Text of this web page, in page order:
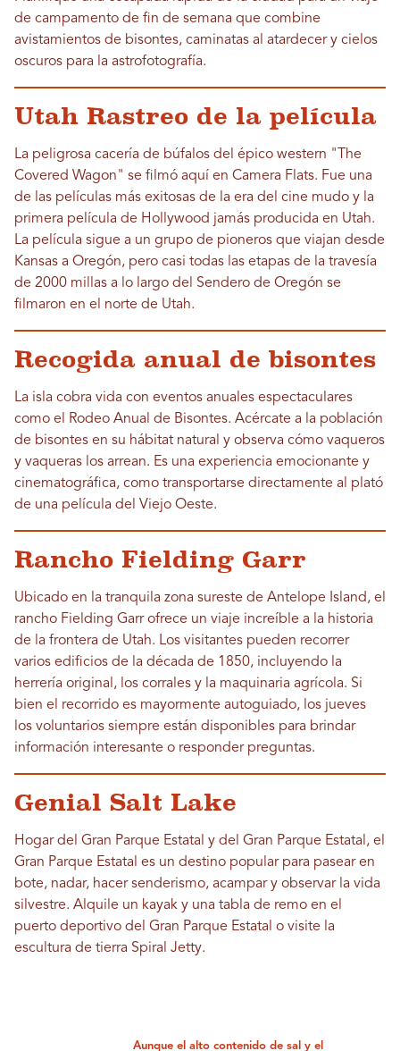
de campamento de fin de semana que combine
avistamientos de bisontes, caminatas al atardecer y cielos
oscuros para la astrofotografía.
Utah Rastreo de la película
La peligrosa cacería de búfalos del épico western "The
Covered Wagon" se filmó aquí en Camera Flats. Fue una
de las películas más exitosas de la era del cine mudo y la
primera película de Hollywood jamás producida en Utah.
La película sigue a un grupo de pioneros que viajan desde
Kansas a Oregón, pero casi todas las etapas de la travesía
de 2000 millas a lo largo del Sendero de Oregón se
filmaron en el norte de Utah.
Recogida anual de bisontes
La isla cobra vida con eventos anuales espectaculares
como el Rodeo Anual de Bisontes. Acércate a la población
de bisontes en su hábitat natural y observa cómo vaqueros
y vaqueras los arrean. Es una experiencia emocionante y
cinematográfica, como transportarse directamente al plató
de una película del Viejo Oeste.
Rancho Fielding Garr
Ubicado en la tranquila zona sureste de Antelope Island, el
rancho Fielding Garr ofrece un viaje increíble a la historia
de la frontera de Utah. Los visitantes pueden recorrer
varios edificios de la década de 1850, incluyendo la
herrería original, los corrales y la maquinaria agrícola. Si
bien el recorrido es mayormente autoguiado, los jueves
los voluntarios siempre están disponibles para brindar
información interesante o responder preguntas.
Genial Salt Lake
Hogar del Gran Parque Estatal y del Gran Parque Estatal, el
Gran Parque Estatal es un destino popular para pasear en
bote, nadar, hacer senderismo, acampar y observar la vida
silvestre. Alquile un kayak y una tabla de remo en el
puerto deportivo del Gran Parque Estatal o visite la
escultura de tierra Spiral Jetty.
Aunque el alto contenido de sal y el